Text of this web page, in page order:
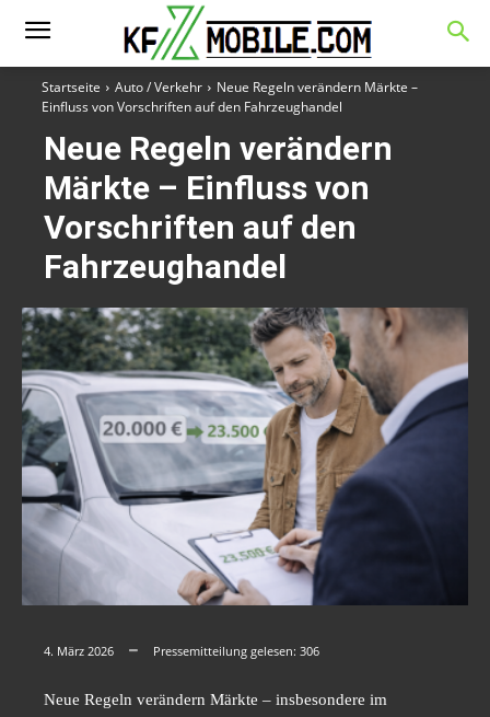
Startseite Auto / Verkehr
Neue Regeln verändern Märkte –
Einfluss von Vorschriften auf den Fahrzeughandel
Neue Regeln verändern
Märkte – Einfluss von
Vorschriften auf den
Fahrzeughandel
4. März 2026 Pressemitteilung gelesen: 306
Neue Regeln verändern Märkte – insbesondere im